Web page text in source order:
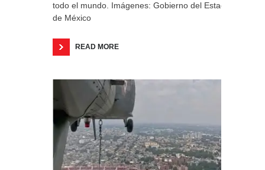
todo el mundo. Imágenes: Gobierno del Estado
de México
READ MORE